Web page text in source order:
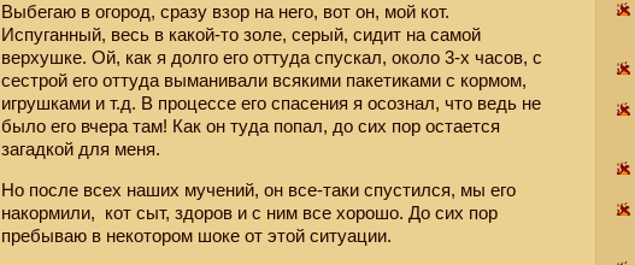
Выбегаю в огород, сразу взор на него, вот он, мой кот.
Испуганный, весь в какой-то золе, серый, сидит на самой
верхушке. Ой, как я долго его оттуда спускал, около 3-х часов, с
сестрой его оттуда выманивали всякими пакетиками с кормом,
игрушками и т.д. В процессе его спасения я осознал, что ведь не
было его вчера там! Как он туда попал, до сих пор остается
загадкой для меня.
Но после всех наших мучений, он все-таки спустился, мы его
накормили, кот сыт, здоров и с ним все хорошо. До сих пор
пребываю в некотором шоке от этой ситуации.